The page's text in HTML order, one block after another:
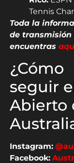
Tennis
Toda la
de transmisión
encuentras
¿Cómo
seguir
Abierto
Instagram:
Facebook: